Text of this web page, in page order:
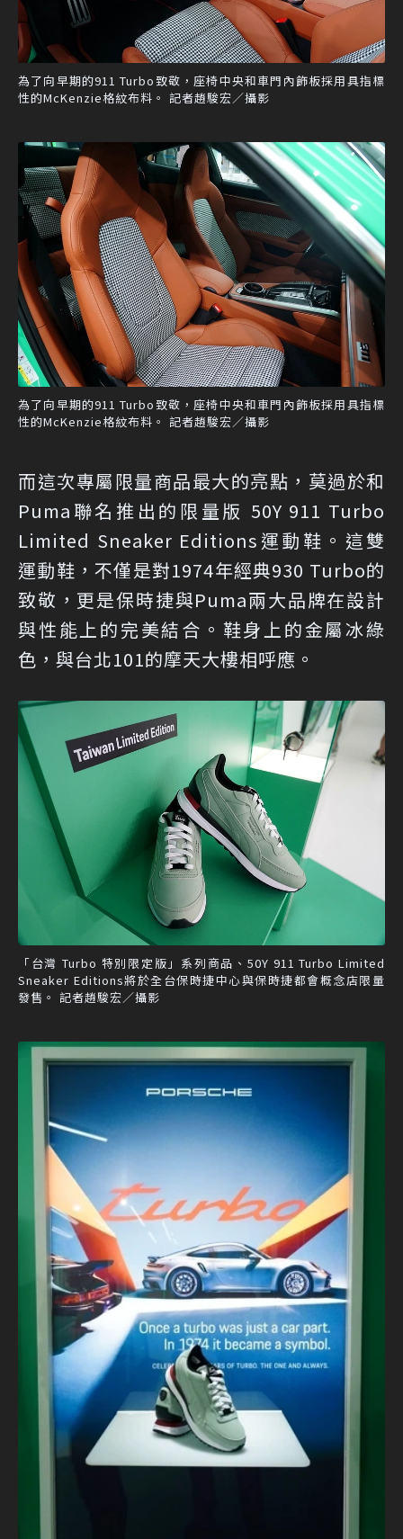
為了向早期的911 Turbo致敬，座椅中央和車門內飾板採用具指標
性的McKenzie格紋布料。 記者趙駿宏／攝影
為了向早期的911 Turbo致敬，座椅中央和車門內飾板採用具指標
性的McKenzie格紋布料。 記者趙駿宏／攝影
而這次專屬限量商品最大的亮點，莫過於和
Puma聯名推出的限量版 50Y 911 Turbo
Limited Sneaker Editions運動鞋。這雙
運動鞋，不僅是對1974年經典930 Turbo的
致敬，更是保時捷與Puma兩大品牌在設計
與性能上的完美結合。鞋身上的金屬冰綠
色，與台北101的摩天大樓相呼應。
「台灣 Turbo 特別限定版」系列商品、50Y 911 Turbo Limited
Sneaker Editions將於全台保時捷中心與保時捷都會概念店限量
發售。 記者趙駿宏／攝影